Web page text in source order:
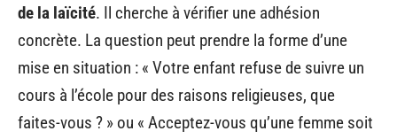
de la laïcité. Il cherche à vérifier une adhésion
concrète. La question peut prendre la forme d’une
mise en situation : « Votre enfant refuse de suivre un
cours à l’école pour des raisons religieuses, que
faites-vous ? » ou « Acceptez-vous qu’une femme soit